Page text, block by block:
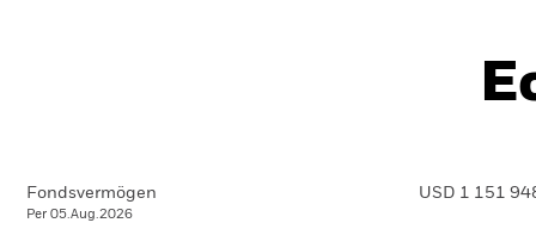
Fondsvermögen
Per 05.Aug.2026
USD 1 151